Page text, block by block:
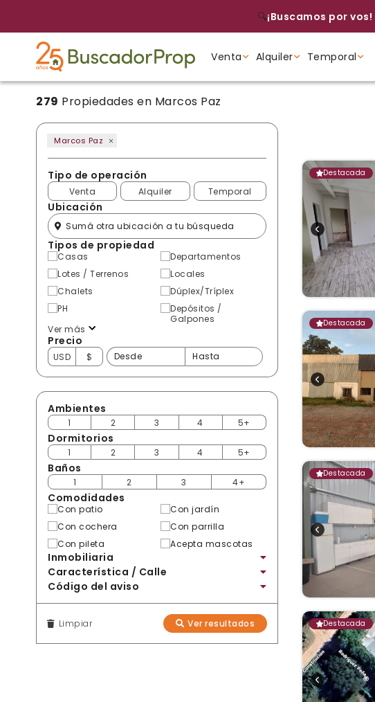
🔍¡Buscamos por vos!
Venta
Tipo de propiedad
Alquiler
Tipo de propiedad
Temporal
Tipo de propiedad
279 Propiedades en Marcos Paz
Marcos Paz
Tipo de operación
Venta Alquiler Temporal
Ubicación
Tipos de propiedad
Casas
Departamentos
Lotes / Terrenos
Locales
Chalets
Dúplex/Tríplex
PH
Depósitos /
Galpones
Ver más
Precio
USD $
Ambientes
1 2 3 4 5+
Dormitorios
1 2 3 4 5+
Baños
1 2 3 4+
Comodidades
Con patio
Con jardín
Con cochera
Con parrilla
Con pileta
Acepta mascotas
Inmobiliaria
Característica / Calle
Código del aviso
Limpiar Ver resultados
Destacada
Destacada
Destacada
Destacada